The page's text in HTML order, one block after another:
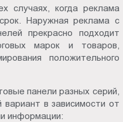
случаях, когда реклама
Наружная реклама с
прекрасно подходит
марок и товаров,
положительного
панели разных серий,
в зависимости от
информации: